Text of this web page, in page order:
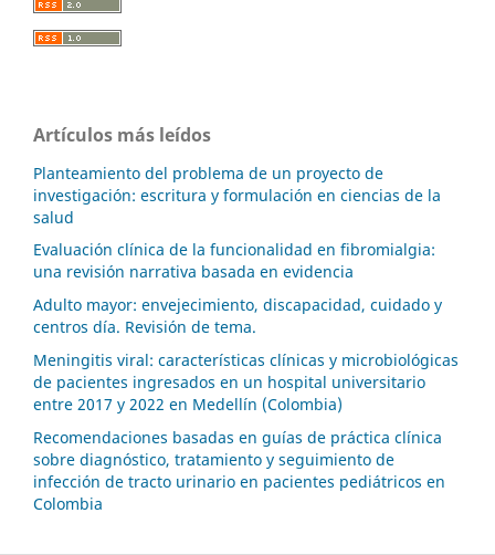
Artículos más leídos
Planteamiento del problema de un proyecto de
investigación: escritura y formulación en ciencias de la
salud
Evaluación clínica de la funcionalidad en fibromialgia:
una revisión narrativa basada en evidencia
Adulto mayor: envejecimiento, discapacidad, cuidado y
centros día. Revisión de tema.
Meningitis viral: características clínicas y microbiológicas
de pacientes ingresados en un hospital universitario
entre 2017 y 2022 en Medellín (Colombia)
Recomendaciones basadas en guías de práctica clínica
sobre diagnóstico, tratamiento y seguimiento de
infección de tracto urinario en pacientes pediátricos en
Colombia